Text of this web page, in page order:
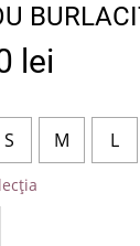
lei
S M L